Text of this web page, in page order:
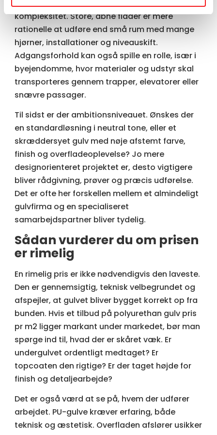
Dernæst kommer projektets størrelse og
kompleksitet. Store, åbne flader er mere
rationelle at udføre end små rum med mange
hjørner, installationer og niveauskift.
Adgangsforhold kan også spille en rolle, især i
byejendomme, hvor materialer og udstyr skal
transporteres gennem trapper, elevatorer eller
snævre passager.
Til sidst er der ambitionsniveauet. Ønskes der
en standardløsning i neutral tone, eller et
skræddersyet gulv med nøje afstemt farve,
finish og overfladeoplevelse? Jo mere
designorienteret projektet er, desto vigtigere
bliver rådgivning, prøver og præcis udførelse.
Det er ofte her forskellen mellem et almindeligt
gulvfirma og en specialiseret
samarbejdspartner bliver tydelig.
Sådan vurderer du om prisen
er rimelig
En rimelig pris er ikke nødvendigvis den laveste.
Den er gennemsigtig, teknisk velbegrundet og
afspejler, at gulvet bliver bygget korrekt op fra
bunden. Hvis et tilbud på polyurethan gulv pris
pr m2 ligger markant under markedet, bør man
spørge ind til, hvad der er skåret væk. Er
undergulvet ordentligt medtaget? Er
topcoaten den rigtige? Er der taget højde for
finish og detaljearbejde?
Det er også værd at se på, hvem der udfører
arbejdet. PU-gulve kræver erfaring, både
teknisk og æstetisk. Overfladen afslører usikker